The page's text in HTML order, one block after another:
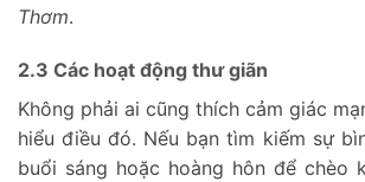
Thơm.
2.3 Các hoạt động thư giãn
Không phải ai cũng thích cảm giác
hiểu điều đó. Nếu bạn tìm kiếm sự
buổi sáng hoặc hoàng hôn để chèo